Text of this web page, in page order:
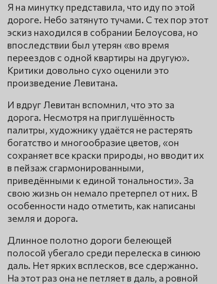
Я на минутку представила, что иду по этой
дороге. Небо затянуто тучами. С тех пор этот
эскиз находился в собрании Белоусова, но
впоследствии был утерян «во время
переездов с одной квартиры на другую».
Критики довольно сухо оценили это
произведение Левитана.
И вдруг Левитан вспомнил, что это за
дорога. Несмотря на приглушённость
палитры, художнику удаётся не растерять
богатство и многообразие цветов, «он
сохраняет все краски природы, но вводит их
в пейзаж сгармонированными,
приведёнными к единой тональности». За
свою жизнь он немало претерпел от них. В
особенности надо отметить, как написаны
земля и дорога.
Длинное полотно дороги белеющей
полосой убегало среди перелеска в синюю
даль. Нет ярких всплесков, все сдержанно.
На этот раз она не петляет в даль, а ровной